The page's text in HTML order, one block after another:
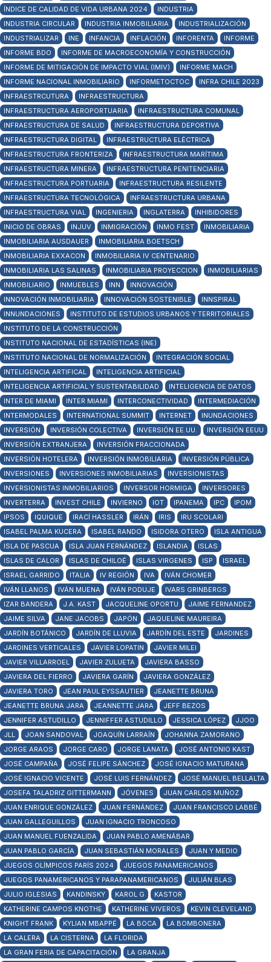
ÍNDICE DE CALIDAD DE VIDA URBANA 2024
INDUSTRIA
INDUSTRIA CIRCULAR
INDUSTRIA INMOBILIARIA
INDUSTRIALIZACIÓN
INDUSTRIALIZAR
INE INFANCIA INFLACIÓN INFORENTA
INFORME
INFORME BDO
INFORME DE MACROECONOMÍA Y CONSTRUCCIÓN
INFORME DE MITIGACIÓN DE IMPACTO VIAL (IMIV)
INFORME MACH
INFORME NACIONAL INMOBILIARIO
INFORMETOCTOC
INFRA CHILE 2023
INFRAESTRCUTURA
INFRAESTRUCTURA
INFRAESTRUCTURA AEROPORTUARIA
INFRAESTRUCTURA COMUNAL
INFRAESTRUCTURA DE SALUD
INFRAESTRUCTURA DEPORTIVA
INFRAESTRUCTURA DIGITAL
INFRAESTRUCTURA ELÉCTRICA
INFRAESTRUCTURA FRONTERIZA
INFRAESTRUCTURA MARÍTIMA
INFRAESTRUCTURA MINERA
INFRAESTRUCTURA PENITENCIARIA
INFRAESTRUCTURA PORTUARIA
INFRAESTRUCTURA RESILENTE
INFRAESTRUCTURA TECNOLÓGICA
INFRAESTRUCTURA URBANA
INFRAESTRUCTURA VIAL
INGENIERIA INGLATERRA
INHIBIDORES
INICIO DE OBRAS
INJUV INMIGRACIÓN INMO FEST
INMOBILIARIA
INMOBILIARIA AUSDAUER
INMOBILIARIA BOETSCH
INMOBILIARIA EXXACON
INMOBILIARIA IV CENTENARIO
INMOBILIARIA LAS SALINAS
INMOBILIARIA PROYECCION
INMOBILIARIAS
INMOBILIARIO
INMUEBLES INN
INNOVACIÓN
INNOVACIÓN INMOBILIARIA
INNOVACIÓN SOSTENIBLE
INNSPIRAL
INNUNDACIONES
INSTITUTO DE ESTUDIOS URBANOS Y TERRITORIALES
INSTITUTO DE LA CONSTRUCCIÓN
INSTITUTO NACIONAL DE ESTADÍSTICAS (INE)
INSTITUTO NACIONAL DE NORMALIZACIÓN
INTEGRACIÓN SOCIAL
INTELIGENCIA ARTIFICAL
INTELIGENCIA ARTIFICIAL
INTELIGENCIA ARTIFICIAL Y SUSTENTABILIDAD
INTELIGENCIA DE DATOS
INTER DE MIAMI
INTER MIAMI INTERCONECTIVIDAD
INTERMEDIACIÓN
INTERMODALES
INTERNATIONAL SUMMIT INTERNET
INUNDACIONES
INVERSIÓN
INVERSIÓN COLECTIVA INVERSIÓN EE.UU.
INVERSIÓN EEUU
INVERSIÓN EXTRANJERA
INVERSIÓN FRACCIONADA
INVERSIÓN HOTELERA
INVERSIÓN INMOBILIARIA
INVERSIÓN PÚBLICA
INVERSIONES
INVERSIONES INMOBILIARIAS
INVERSIONISTAS
INVERSIONISTAS INMOBILIARIOS
INVERSOR HORMIGA
INVERSORES
INVERTERRA
INVEST CHILE INVIERNO IOT IPANEMA IPC
IPOM
IPSOS
IQUIQUE IRACÍ HASSLER IRÁN IRIS
IRU SCOLARI
ISABEL PALMA KUCERA
ISABEL RANDO ISIDORA OTERO
ISLA ANTIGUA
ISLA DE PASCUA
ISLA JUAN FERNÁNDEZ ISLANDIA
ISLAS
ISLAS DE CALOR
ISLAS DE CHILOÉ ISLAS VIRGENES ISP
ISRAEL
ISRAEL GARRIDO
ITALIA IV REGIÓN IVA
IVÁN CHOMER
IVÁN LLANOS
IVÁN MUENA IVÁN PODUJE
IVARS GRINBERGS
IZAR BANDERA
J.A. KAST JACQUELINE OPORTU
JAIME FERNANDEZ
JAIME SILVA
JANE JACOBS JAPÓN
JAQUELINE MAUREIRA
JARDÍN BOTÁNICO
JARDÍN DE LLUVIA JARDÍN DEL ESTE
JARDINES
JARDINES VERTICALES
JAVIER LOPATIN
JAVIER MILEI
JAVIER VILLARROEL
JAVIER ZULUETA
JAVIERA BASSO
JAVIERA DEL FIERRO
JAVIERA GARÍN
JAVIERA GONZÁLEZ
JAVIERA TORO
JEAN PAUL EYSSAUTIER
JEANETTE BRUNA
JEANETTE BRUNA JARA
JEANNETTE JARA
JEFF BEZOS
JENNIFER ASTUDILLO
JENNIFFER ASTUDILLO JESSICA LÓPEZ
JJOO
JLL
JOAN SANDOVAL JOAQUÍN LARRAÍN
JOHANNA ZAMORANO
JORGE ARAOS
JORGE CARO JORGE LANATA
JOSÉ ANTONIO KAST
JOSÉ CAMPAÑA
JOSÉ FELIPE SÁNCHEZ
JOSÉ IGNACIO MATURANA
JOSÉ IGNACIO VICENTE
JOSÉ LUIS FERNÁNDEZ
JOSÉ MANUEL BELLALTA
JOSEFA TALADRIZ GITTERMANN
JÓVENES
JUAN CARLOS MUÑOZ
JUAN ENRIQUE GONZÁLEZ
JUAN FERNÁNDEZ
JUAN FRANCISCO LABBÉ
JUAN GALLEGUILLOS
JUAN IGNACIO TRONCOSO
JUAN MANUEL FUENZALIDA
JUAN PABLO AMENÁBAR
JUAN PABLO GARCÍA
JUAN SEBASTIÁN MORALES
JUAN Y MEDIO
JUEGOS OLÍMPICOS PARÍS 2024
JUEGOS PANAMERICANOS
JUEGOS PANAMERICANOS Y PARAPANAMERICANOS
JULIÁN BLAS
JULIO IGLESIAS
KANDINSKY KAROL G
KASTOR
KATHERINE CAMPOS KNOTHE
KATHERINE VIVEROS
KEVIN CLEVELAND
KNIGHT FRANK
KYLIAN MBAPPÉ LA BOCA
LA BOMBONERA
LA CALERA
LA CISTERNA
LA FLORIDA
LA GRAN FERIA DE CAPACITACIÓN
LA GRANJA